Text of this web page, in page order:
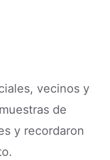
vecinos y
de
y recordaron